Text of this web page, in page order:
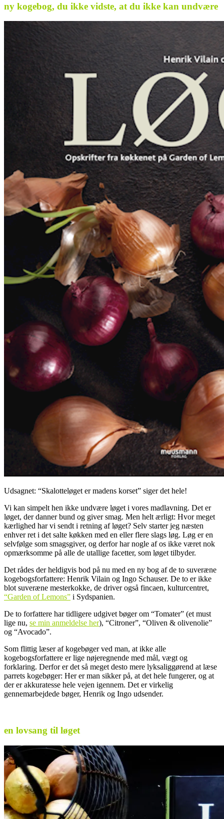
ny kogebog, du ikke vidste, at du ikke kan undvære
Udsagnet: “Skalotteløget er madens korset” siger det hele!
Vi kan simpelt hen ikke undvære løget i vores madlavning. Det er
løget, der danner bund og giver smag. Men helt ærligt: Hvor meget
kærlighed har vi sendt i retning af løget? Selv starter jeg næsten
enhver ret i det salte køkken med en eller flere slags løg. Løg er en
selvfølge som smagsgiver, og derfor har nogle af os ikke været nok
opmærksomme på alle de utallige facetter, som løget tilbyder.
Det rådes der heldigvis bod på nu med en ny bog af de to suveræne
kogebogsforfattere: Henrik Vilain og Ingo Schauser. De to er ikke
blot suveræne mesterkokke, de driver også fincaen, kulturcentret,
“Garden of Lemons” i Sydspanien.
De to forfattere har tidligere udgivet bøger om “Tomater” (et must
lige nu, se min anmeldelse her), “Citroner”, “Oliven & olivenolie”
og “Avocado”.
Som flittig læser af kogebøger ved man, at ikke alle
kogebogsforfattere er lige nøjeregnende med mål, vægt og
forklaring. Derfor er det så meget desto mere lyksaliggørend at læse
parrets kogebøger: Her er man sikker på, at det hele fungerer, og at
der er akkuratesse hele vejen igennem. Det er virkelig
gennemarbejdede bøger, Henrik og Ingo udsender.
en lovsang til løget